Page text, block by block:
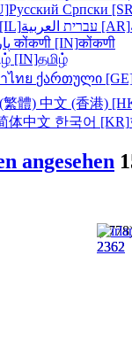
Русский Српски
עברית [IL] עברית العربية [AR]
پارسیकोंकणी [IN]कोंकणी
[IN]தமிழ்
ไทย ქართული
繁體) 中文 (香港)
体中文 한국어 [KR]
angesehen
2362